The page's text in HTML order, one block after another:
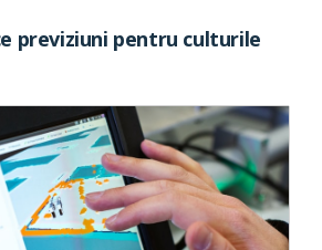
previziuni pentru culturile